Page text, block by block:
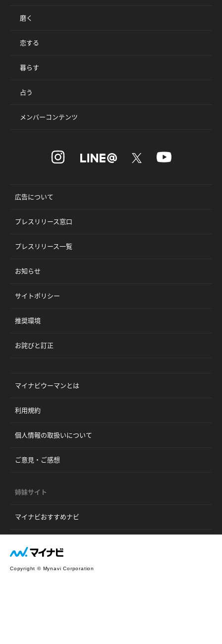
磨く
恋する
暮らす
占う
メンバーコンテンツ
広告について
プレスリリース窓口
プレスリリース一覧
お知らせ
サイトポリシー
推奨環境
お詫びと訂正
マイナビウーマンとは
利用規約
個人情報の取扱いについて
ご意見・ご感想
姉妹サイト
マイナビおすすめナビ
Copyright © Mynavi Corporation